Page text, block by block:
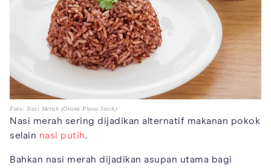
Foto: Nasi Merah (Orami Photo Stock)
Nasi merah sering dijadikan alternatif makanan pokok
selain nasi putih.
Bahkan nasi merah dijadikan asupan utama bagi